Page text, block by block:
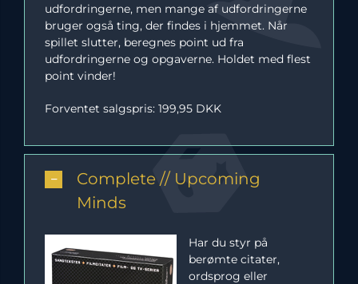
udfordringerne, men mange af udfordringerne
bruger også ting, der findes i hjemmet. Når
spillet slutter, beregnes point ud fra
udfordringerne og opgaverne. Holdet med flest
point vinder!
Forventet salgspris: 199,95 DKK
Complete // Upcoming
Minds
Har du styr på
berømte citater,
ordsprog eller